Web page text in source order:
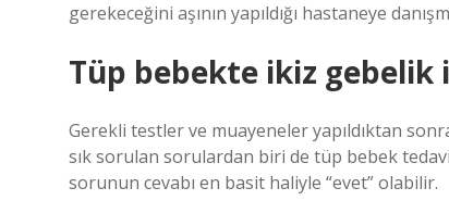
gerekeceğini aşının yapıldığı hastaneye
Tüp bebekte ikiz
Gerekli testler ve muayeneler yapıldıktan
sık sorulan sorulardan biri de tüp bebek
sorunun cevabı en basit haliyle “evet” olabilir.